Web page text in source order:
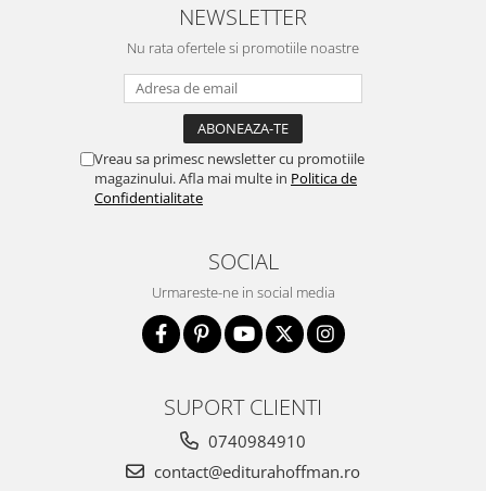
NEWSLETTER
Nu rata ofertele si promotiile noastre
Vreau sa primesc newsletter cu promotiile
magazinului. Afla mai multe in Politica de
Confidentialitate
SOCIAL
Urmareste-ne in social media
SUPORT CLIENTI
0740984910
contact@editurahoffman.ro